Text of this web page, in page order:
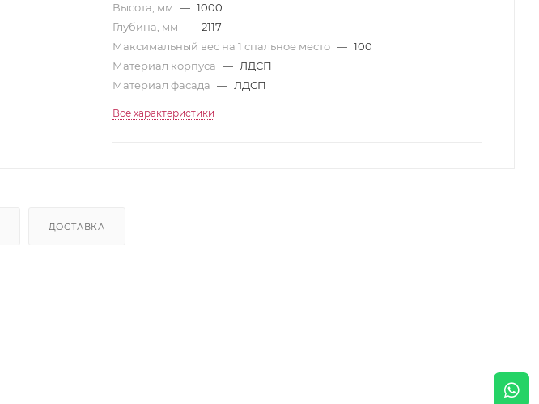
Высота, мм — 1000
Глубина, мм — 2117
Максимальный вес на 1 спальное место — 100
Материал корпуса — ЛДСП
Материал фасада — ЛДСП
Все характеристики
ДОСТАВКА